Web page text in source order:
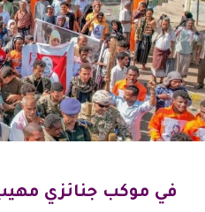
في موكب جنائزي